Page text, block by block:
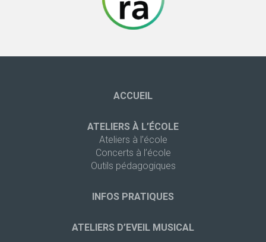
ACCUEIL
ATELIERS À L’ÉCOLE
Ateliers à l’école
Concerts à l’école
Outils pédagogiques
INFOS PRATIQUES
ATELIERS D’EVEIL MUSICAL